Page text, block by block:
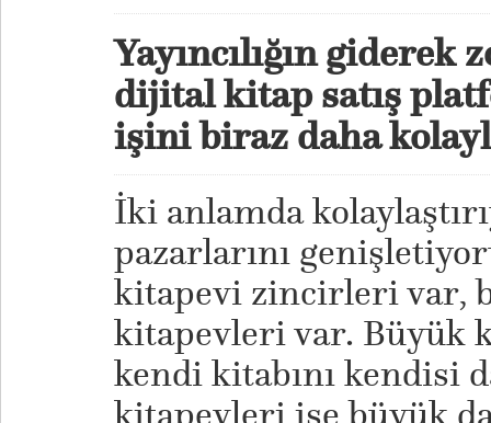
Yayıncılığın giderek
dijital kitap satış
işini biraz daha
İki anlamda
pazarlarını
kitapevi zincirleri var,
kitapevleri var. Büyük
kendi kitabını kendisi